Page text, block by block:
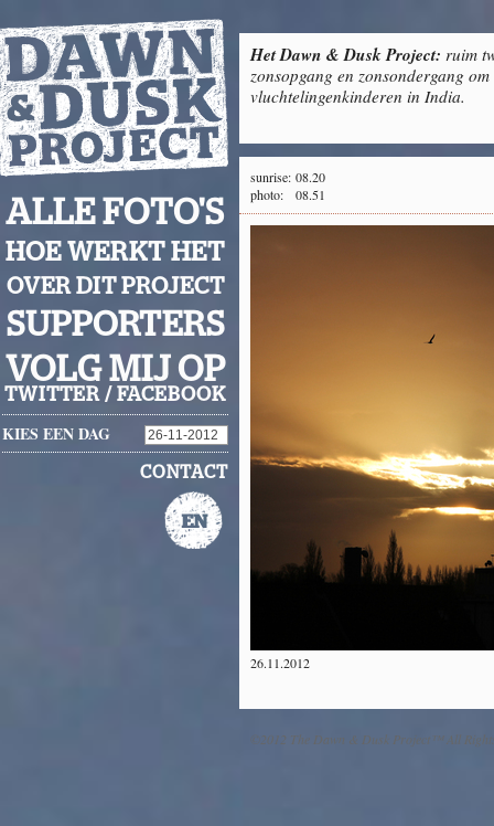
Het Dawn & Dusk Project: ruim
zonsopgang en zonsondergang
vluchtelingenkinderen in India.
ALLE FOTO'S
HOE WERKT HET
OVER DIT PROJECT
SUPPORTERS
VOLG MIJ OP
TWITTER / FACEBOOK
KIES EEN DAG
CONTACT
sunrise: 08.20
photo:
08.51
26.11.2012
©2012 The Dawn & Dusk Project™ All